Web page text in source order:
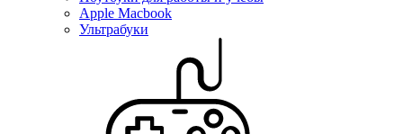
Apple Macbook
Ультрабуки